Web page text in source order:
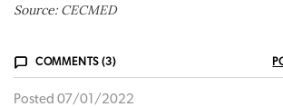
Source: CECMED
COMMENTS (3)
Posted 07/01/2022